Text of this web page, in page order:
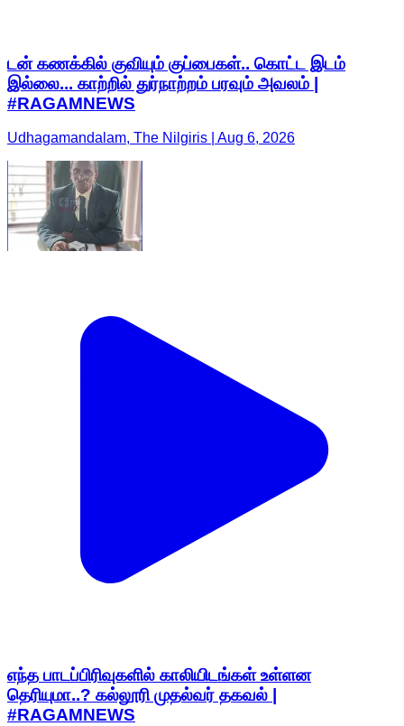
டன் கணக்கில் குவியும் குப்பைகள்.. கொட்ட இடம்
இல்லை... காற்றில் துர்நாற்றம் பரவும் அவலம் |
#RAGAMNEWS
Udhagamandalam, The Nilgiris | Aug 6, 2026
எந்த பாடப்பிரிவுகளில் காலியிடங்கள் உள்ளன
தெரியுமா..? கல்லூரி முதல்வர் தகவல் |
#RAGAMNEWS